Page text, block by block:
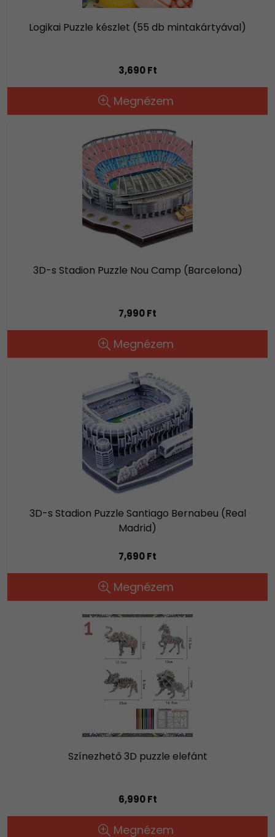
Logikai Puzzle készlet (55 db mintakártyával)
3,690 Ft
Megnézem
3D-s Stadion Puzzle Nou Camp (Barcelona)
7,990 Ft
Megnézem
3D-s Stadion Puzzle Santiago Bernabeu (Real
Madrid)
7,690 Ft
Megnézem
Színezhető 3D puzzle elefánt
6,990 Ft
Megnézem